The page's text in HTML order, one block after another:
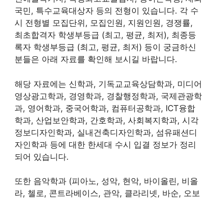
국민, 특수교육대상자 등의 전형이 있습니다. 각 수
시 전형별 모집단위, 모집인원, 지원인원, 경쟁률,
최초합격자 학생부등급 (최고, 평균, 최저), 최종등
록자 학생부등급 (최고, 평균, 최저) 등이 궁금하신
분들은 아래 자료를 확인해 보시길 바랍니다.
해당 자료에는 신학과, 기독교교육상담학과, 미디어
영상광고학과, 경영학과, 경찰행정학과, 국제관광학
과, 영어학과, 중국어학과, 컴퓨터공학과, ICT융합
학과, 산업보안학과, 간호학과, 사회복지학과, 시각
정보디자인학과, 실내건축디자인학과, 섬유패션디
자인학과 등에 대한 한세대 수시 입결 정보가 정리
되어 있습니다.
또한 음악학과 (피아노, 성악, 현악, 바이올린, 비올
라, 첼로, 콘트라베이스, 관악, 클라리넷, 바순, 오보